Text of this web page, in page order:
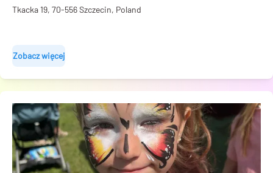
Tkacka 19, 70-556 Szczecin, Poland
Zobacz więcej